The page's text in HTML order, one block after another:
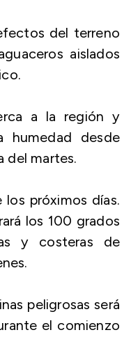
del terreno
aislados
a la región y
humedad desde
del martes.
próximos días.
los 100 grados
y costeras de
peligrosas será
el comienzo